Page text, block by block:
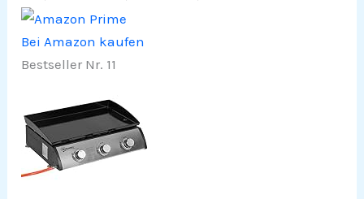
Bei Amazon kaufen
Bestseller Nr. 11